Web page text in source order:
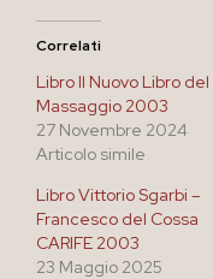
Correlati
Libro Il Nuovo Libro del
Massaggio 2003
27 Novembre 2024
Articolo simile
Libro Vittorio Sgarbi –
Francesco del Cossa
CARIFE 2003
23 Maggio 2025